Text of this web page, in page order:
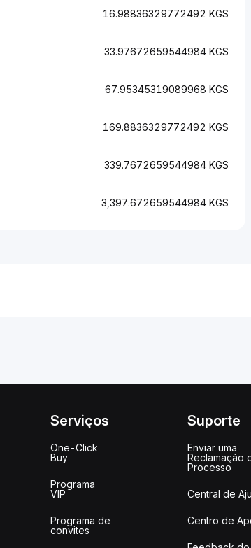
16.98836329772492 KGS
33.97672659544984 KGS
67.95345319089968 KGS
169.8836329772492 KGS
339.7672659544984 KGS
3,397.672659544984 KGS
Serviços
One-Click
Buy
Programa
VIP
Programa de
convites
Suporte
Enviar uma
Reclamação
Processo
Central de
Centro de